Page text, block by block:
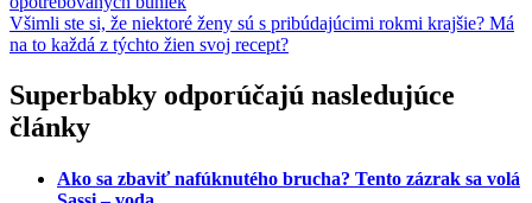
v
článku
Všimli ste si, že niektoré ženy sú s pribúdajúcimi rokmi krajšie? Má
na to každá z týchto žien svoj recept?
Superbabky odporúčajú nasledujúce
články
Ako sa zbaviť nafúknutého brucha? Tento zázrak sa volá